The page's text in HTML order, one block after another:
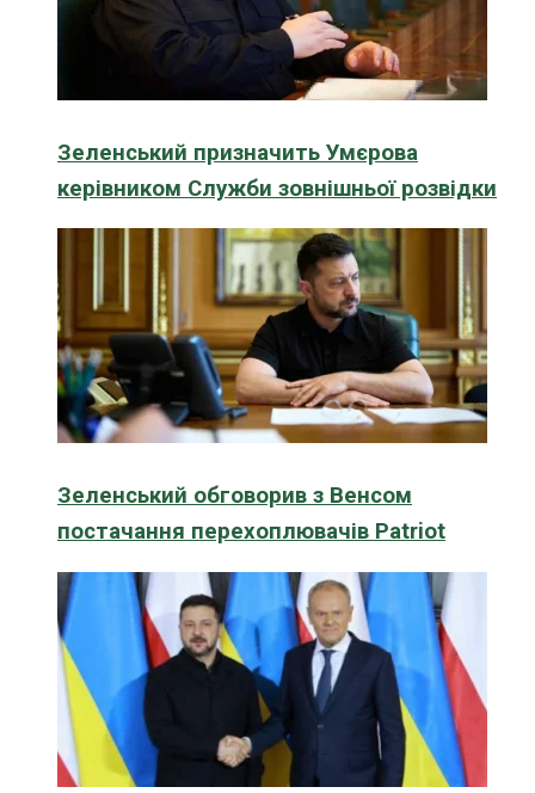
Зеленський призначить Умєрова
керівником Служби зовнішньої розвідки
Зеленський обговорив з Венсом
постачання перехоплювачів Patriot